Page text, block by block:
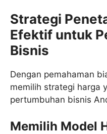
Strategi
Efektif untuk
Bisnis
Dengan pemahaman
memilih strategi harga
pertumbuhan bisnis
Memilih Model